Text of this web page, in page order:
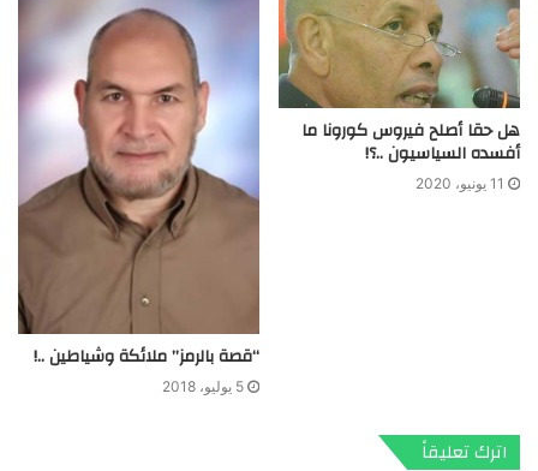
هل حقا أصلح فيروس كورونا ما
أفسده السياسيون ..؟!
11 يونيو، 2020
“قصة بالرمز” ملائكة وشياطين ..!
5 يوليو، 2018
اترك تعليقاً